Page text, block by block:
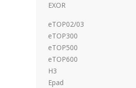
EXOR
eTOP02/03
eTOP300
eTOP500
eTOP600
H3
­Epad